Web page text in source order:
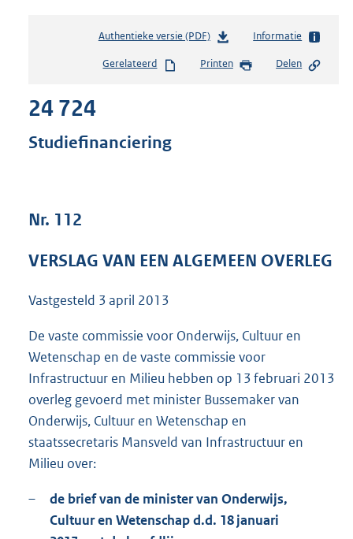
Authentieke versie (PDF)b
s
e
6
K
Informatie
Gerelateerd Printen Delen
24 724
Studiefinanciering
Nr. 112
VERSLAG VAN EEN ALGEMEEN OVERLEG
Vastgesteld 3 april 2013
De vaste commissie voor Onderwijs, Cultuur en
Wetenschap en de vaste commissie voor
Infrastructuur en Milieu hebben op 13 februari 2013
overleg gevoerd met minister Bussemaker van
Onderwijs, Cultuur en Wetenschap en
staatssecretaris Mansveld van Infrastructuur en
Milieu over:
–
de brief van de minister van Onderwijs,
Cultuur en Wetenschap d.d. 18 januari